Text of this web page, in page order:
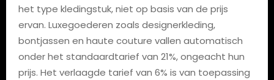
het type kledingstuk, niet op basis van de prijs
ervan. Luxegoederen zoals designerkleding,
bontjassen en haute couture vallen automatisch
onder het standaardtarief van 21%, ongeacht hun
prijs. Het verlaagde tarief van 6% is van toepassing